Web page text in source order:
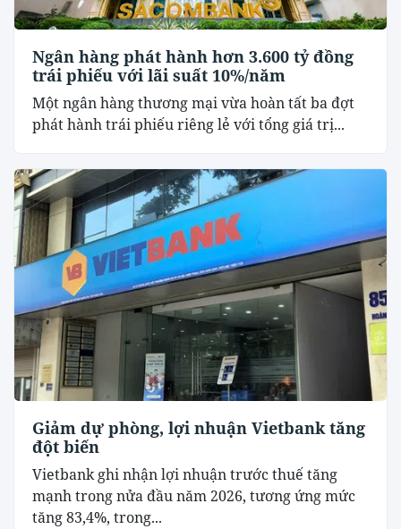
Ngân hàng phát hành hơn 3.600 tỷ đồng
trái phiếu với lãi suất 10%/năm
Một ngân hàng thương mại vừa hoàn tất ba đợt
phát hành trái phiếu riêng lẻ với tổng giá trị...
Giảm dự phòng, lợi nhuận Vietbank tăng
đột biến
Vietbank ghi nhận lợi nhuận trước thuế tăng
mạnh trong nửa đầu năm 2026, tương ứng mức
tăng 83,4%, trong...